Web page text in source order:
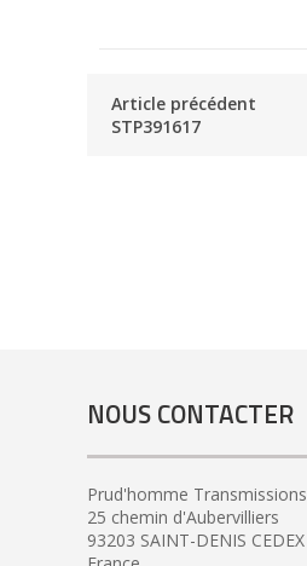
Article précédent
STP391617
NOUS CONTACTER
Prud'homme Transmissions
25 chemin d'Aubervilliers
93203 SAINT-DENIS CEDEX